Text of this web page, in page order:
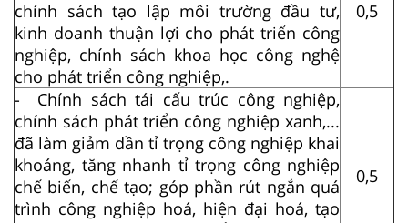
chính sách tạo lập môi trường đầu tư,
kinh doanh thuận lợi cho phát triển công
nghiệp, chính sách khoa học công nghệ
cho phát triển công nghiệp,.
0,5
- Chính sách tái cấu trúc công nghiệp,
chính sách phát triển công nghiệp xanh,...
đã làm giảm dần tỉ trọng công nghiệp khai
khoáng, tăng nhanh tỉ trọng công nghiệp
chế biến, chế tạo; góp phần rút ngắn quá
trình công nghiệp hoá, hiện đại hoá, tạo
0,5